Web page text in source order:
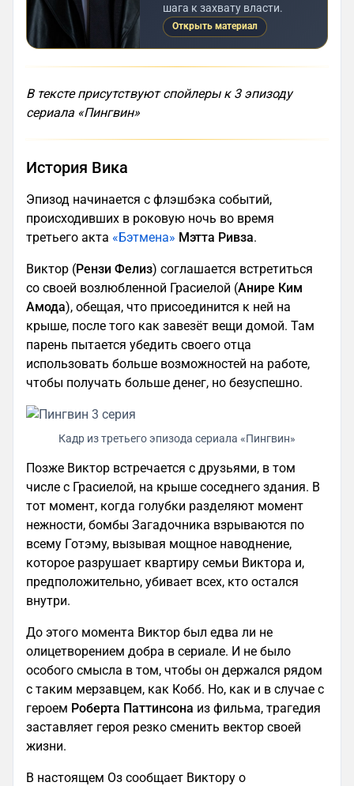
шага к захвату власти.
Открыть материал
В тексте присутствуют спойлеры к 3 эпизоду
сериала «Пингвин»
История Вика
Эпизод начинается с флэшбэка событий,
происходивших в роковую ночь во время
третьего акта «Бэтмена» Мэтта Ривза.
Виктор (Рензи Фелиз) соглашается встретиться
со своей возлюбленной Грасиелой (Анире Ким
Амода), обещая, что присоединится к ней на
крыше, после того как завезёт вещи домой. Там
парень пытается убедить своего отца
использовать больше возможностей на работе,
чтобы получать больше денег, но безуспешно.
Кадр из третьего эпизода сериала «Пингвин»
Позже Виктор встречается с друзьями, в том
числе с Грасиелой, на крыше соседнего здания. В
тот момент, когда голубки разделяют момент
нежности, бомбы Загадочника взрываются по
всему Готэму, вызывая мощное наводнение,
которое разрушает квартиру семьи Виктора и,
предположительно, убивает всех, кто остался
внутри.
До этого момента Виктор был едва ли не
олицетворением добра в сериале. И не было
особого смысла в том, чтобы он держался рядом
с таким мерзавцем, как Кобб. Но, как и в случае с
героем Роберта Паттинсона из фильма, трагедия
заставляет героя резко сменить вектор своей
жизни.
В настоящем Оз сообщает Виктору о